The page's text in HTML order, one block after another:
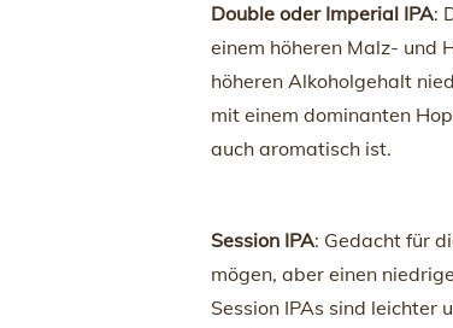
Double oder Imperial IPA:
einem höheren Malz- und
höheren Alkoholgehalt
mit einem dominanten
auch aromatisch ist.
Session IPA: Gedacht für
mögen, aber einen
Session IPAs sind leichter